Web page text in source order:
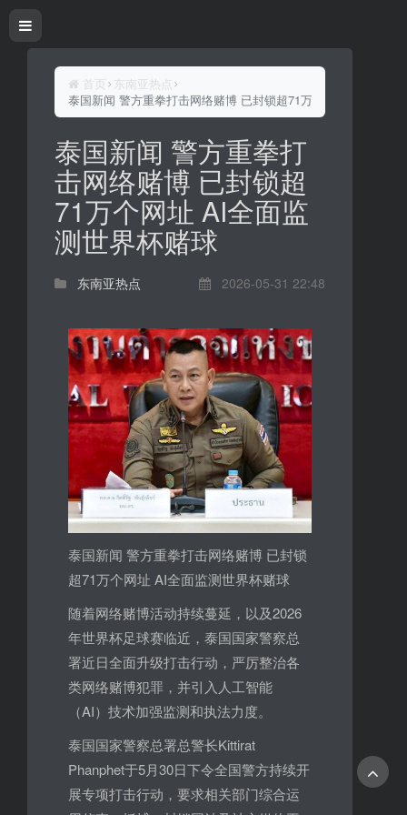
首页
东南亚热点
泰国新闻 警方重拳打击网络赌博 已封锁超71万个网址 AI全面监
泰国新闻 警方重拳打
击网络赌博 已封锁超
71万个网址 AI全面监
测世界杯赌球
东南亚热点 2026-05-31 22:48
泰国新闻 警方重拳打击网络赌博 已封锁
超71万个网址 AI全面监测世界杯赌球
随着网络赌博活动持续蔓延，以及2026
年世界杯足球赛临近，泰国国家警察总
署近日全面升级打击行动，严厉整治各
类网络赌博犯罪，并引入人工智能
（AI）技术加强监测和执法力度。
泰国国家警察总署总警长Kittirat
Phanphet于5月30日下令全国警方持续开
展专项打击行动，要求相关部门综合运